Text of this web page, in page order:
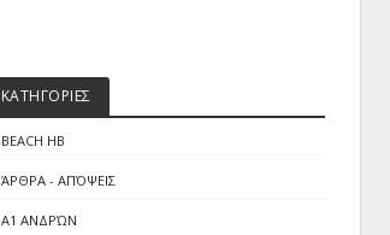
ΚΑΤΗΓΟΡΙΕΣ
BEACH HB
ΆΡΘΡΑ - ΑΠΌΨΕΙΣ
Α1 ΑΝΔΡΏΝ